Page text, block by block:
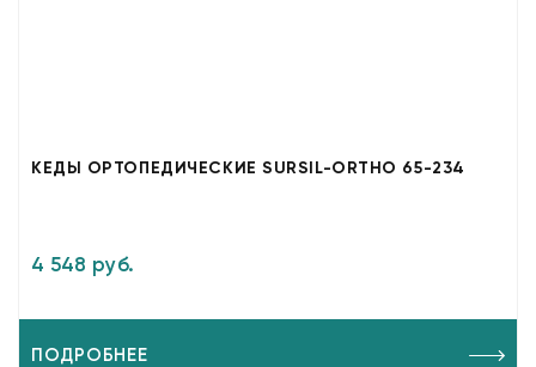
КЕДЫ ОРТОПЕДИЧЕСКИЕ SURSIL-ORTHO 65-234
4 548 руб.
ПОДРОБНЕЕ